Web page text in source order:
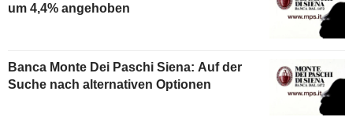
um 4,4% angehoben
Banca Monte Dei Paschi Siena: Auf der
Suche nach alternativen Optionen